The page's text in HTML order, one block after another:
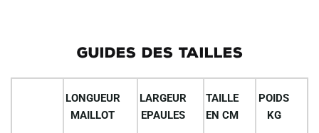
GUIDES DES TAILLES
LONGUEUR
MAILLOT
LARGEUR
EPAULES
TAILLE
EN CM
POIDS
KG